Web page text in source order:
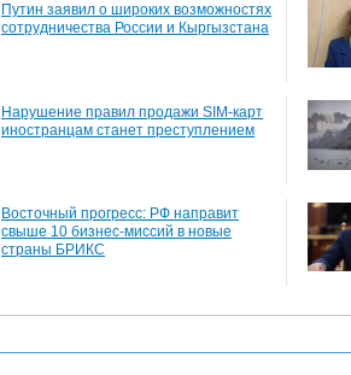
Путин заявил о широких возможностях
сотрудничества России и Кыргызстана
Нарушение правил продажи SIM-карт
иностранцам станет преступлением
Восточный прогресс: РФ направит
свыше 10 бизнес-миссий в новые
страны БРИКС